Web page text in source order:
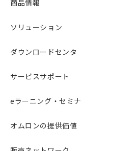
商品情報
ソリューション
ダウンロードセンタ
サービスサポート
eラーニング・セミナ
オムロンの提供価値